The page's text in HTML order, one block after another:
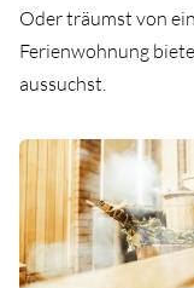
Oder träumst von
Ferienwohnung
aussuchst.